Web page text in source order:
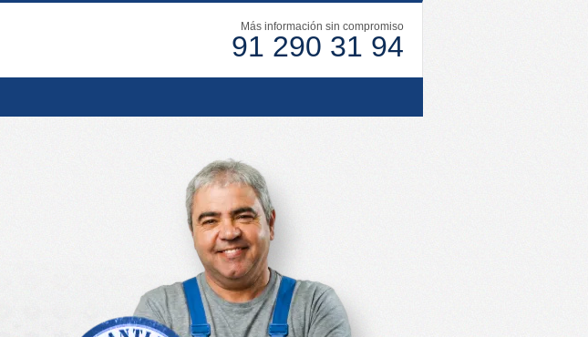
Más información sin compromiso
91 290 31 94